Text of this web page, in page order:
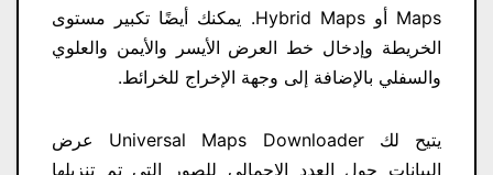
Maps أو Hybrid Maps. يمكنك أيضًا تكبير مستوى
الخريطة وإدخال خط العرض الأيسر والأيمن والعلوي
والسفلي بالإضافة إلى وجهة الإخراج للخرائط.
يتيح لك Universal Maps Downloader عرض
البيانات حول العدد الإجمالي للصور التي تم تنزيلها